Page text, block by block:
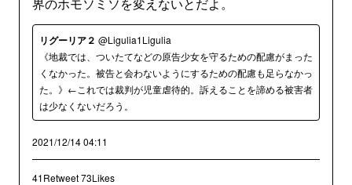
リグーリア２ @Ligulia1Ligulia
《地裁では、ついたてなどの原告少女を守るための配慮がまった
くなかった。被告と会わないようにするための配慮も足らなかっ
た。》←これでは裁判が児童虐待的。訴えることを諦める被害者
は少なくないだろう。
2021/12/14 04:11
41Retweet73Likes